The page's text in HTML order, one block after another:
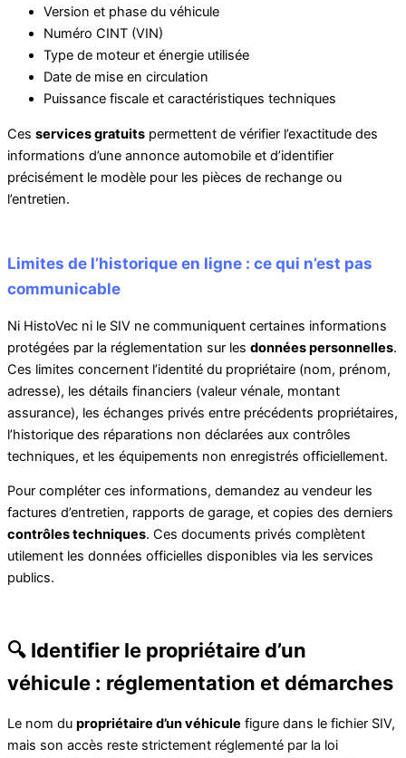
Version et phase du véhicule
Numéro CINT (VIN)
Type de moteur et énergie utilisée
Date de mise en circulation
Puissance fiscale et caractéristiques techniques
Ces services gratuits permettent de vérifier l’exactitude des
informations d’une annonce automobile et d’identifier
précisément le modèle pour les pièces de rechange ou
l’entretien.
Limites de l’historique en ligne : ce qui n’est pas
communicable
Ni HistoVec ni le SIV ne communiquent certaines informations
protégées par la réglementation sur les données personnelles.
Ces limites concernent l’identité du propriétaire (nom, prénom,
adresse), les détails financiers (valeur vénale, montant
assurance), les échanges privés entre précédents propriétaires,
l’historique des réparations non déclarées aux contrôles
techniques, et les équipements non enregistrés officiellement.
Pour compléter ces informations, demandez au vendeur les
factures d’entretien, rapports de garage, et copies des derniers
contrôles techniques. Ces documents privés complètent
utilement les données officielles disponibles via les services
publics.
🔍 Identifier le propriétaire d’un
véhicule : réglementation et démarches
Le nom du propriétaire d’un véhicule figure dans le fichier SIV,
mais son accès reste strictement réglementé par la loi